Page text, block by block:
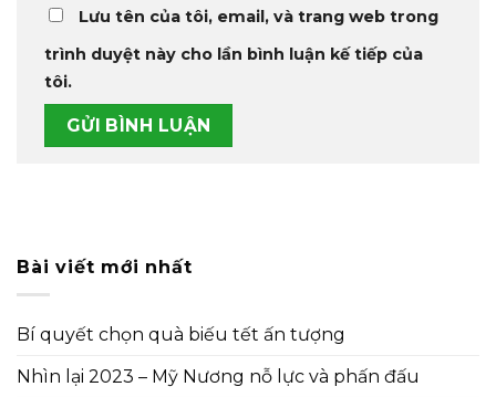
Lưu tên của tôi, email, và trang web trong
trình duyệt này cho lần bình luận kế tiếp của
tôi.
Bài viết mới nhất
Bí quyết chọn quà biếu tết ấn tượng
Nhìn lại 2023 – Mỹ Nương nỗ lực và phấn đấu